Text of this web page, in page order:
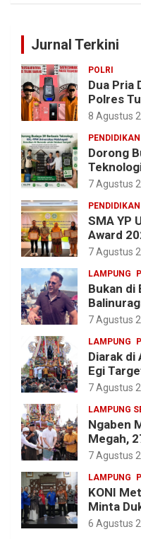
Jurnal Terkini
POLRI
Dua Pria
Polres
Gram
8 Agustus
PENDIDIKAN
Dorong
7 Agustus
PENDIDIKAN
SMA YP
Award
7 Agustus
LAMPUNG
Bukan di
7 Agustus
LAMPUNG
Diarak di
Egi
Wisata
7 Agustus
LAMPUNG
Ngaben
Megah,
Tradisi
7 Agustus
LAMPUNG
KONI
Minta
Porprov
6 Agustus